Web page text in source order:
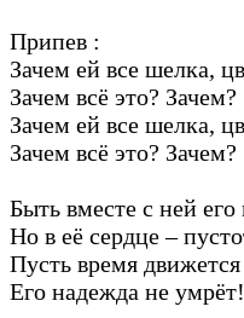
Припев :
Зачем ей все шелка,
Зачем всё это? Зачем?
Зачем ей все шелка,
Зачем всё это? Зачем?
Быть вместе с ней его
Но в её сердце –
Пусть время движется
Его надежда не умрёт!